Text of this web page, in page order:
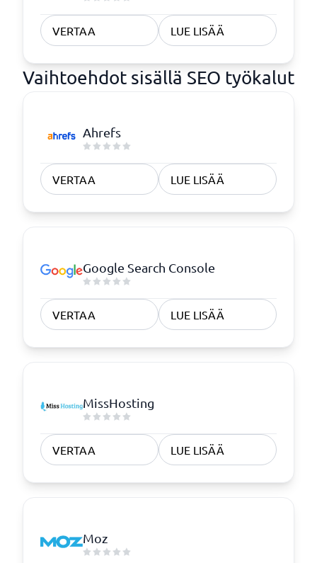
VERTAA LUE LISÄÄ
Vaihtoehdot sisällä SEO työkalut
Ahrefs
VERTAA LUE LISÄÄ
Google Search Console
VERTAA LUE LISÄÄ
MissHosting
VERTAA LUE LISÄÄ
Moz